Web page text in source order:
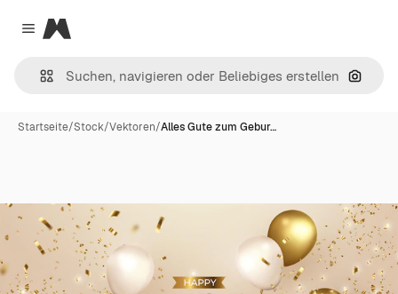
Close menu
Magnific
Nach
Startseite/Stock/Vektoren/Alles Gute zum Gebur…